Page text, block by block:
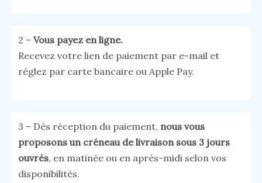
2 – Vous payez en ligne.
Recevez votre lien de paiement par e-mail et
réglez par carte bancaire ou Apple Pay.
3 – Dès réception du paiement, nous vous
proposons un créneau de livraison sous 3 jours
ouvrés, en matinée ou en après-midi selon vos
disponibilités.